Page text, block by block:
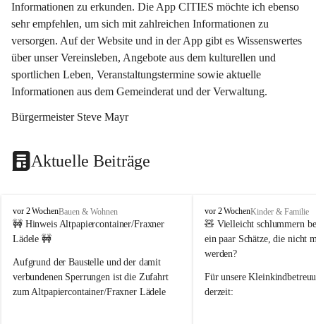
Informationen zu erkunden. Die App CITIES möchte ich ebenso
sehr empfehlen, um sich mit zahlreichen Informationen zu
versorgen. Auf der Website und in der App gibt es Wissenswertes
über unser Vereinsleben, Angebote aus dem kulturellen und
sportlichen Leben, Veranstaltungstermine sowie aktuelle
Informationen aus dem Gemeinderat und der Verwaltung.
Bürgermeister Steve Mayr
Aktuelle Beiträge
F
r
a
e
r
n
vor 2 WochenBauen & Wohnen
🚧 Hinweis Altpapiercontainer/Fraxner
Lädele 🚧
Aufgrund der Baustelle und der damit
verbundenen Sperrungen ist die Zufahrt
zum Altpapiercontainer/Fraxner Lädele
F
r
a
x
r
n
vor 2 WochenKinder & Familie
🧸 Vielleicht schlummern
ein paar Schätze, die nicht
werden?
Für unsere
derzeit: